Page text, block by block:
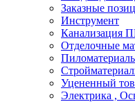
Заказные
Инструмент
Канализация
Отделочные
Уцененный
Электрика ,